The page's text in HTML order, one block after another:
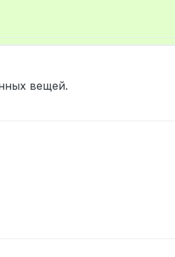
вещей.